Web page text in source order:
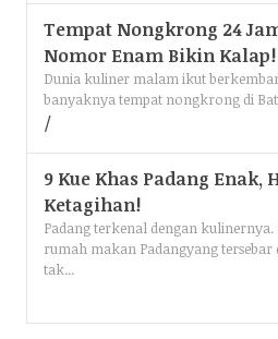
Tempat Nongkrong 24
Nomor Enam Bikin Kalap!
Dunia kuliner malam ikut
banyaknya tempat nongkrong di
9 Kue Khas Padang Enak,
Ketagihan!
Padang terkenal dengan kulinernya.
rumah makan Padangyang
tak...